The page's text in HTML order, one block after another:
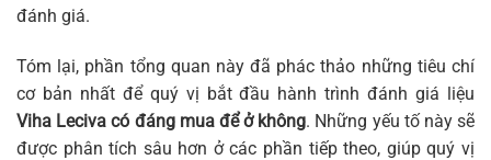
đánh giá.
Tóm lại, phần tổng quan này đã phác thảo những tiêu chí
cơ bản nhất để quý vị bắt đầu hành trình đánh giá liệu
Viha Leciva có đáng mua để ở không. Những yếu tố này sẽ
được phân tích sâu hơn ở các phần tiếp theo, giúp quý vị